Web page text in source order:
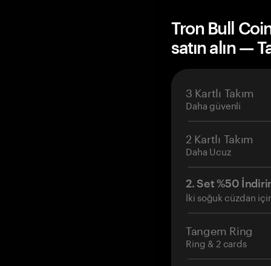
Tron Bull
satın alın —
3 Kartlı Takım
Daha güvenli
2 Kartlı Takım
Daha Ucuz
2. Set %50
İki soğuk cüzdan
Tangem Ring
Ring & 2 cards